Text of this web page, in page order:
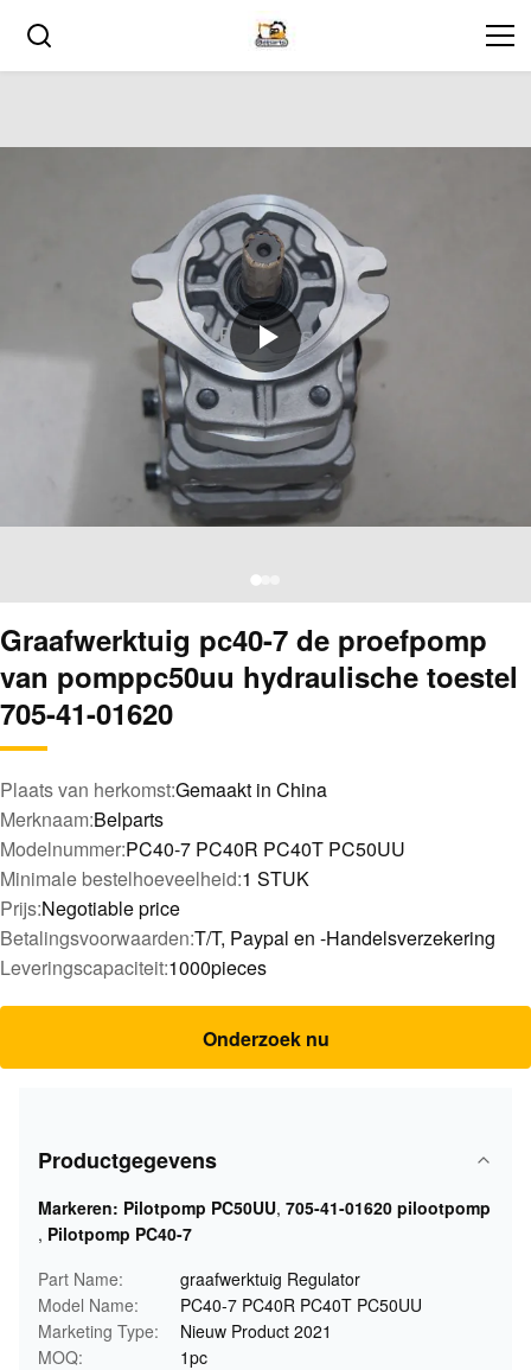
Graafwerktuig pc40-7 de proefpomp
van pomppc50uu hydraulische toestel
705-41-01620
Plaats van herkomst:Gemaakt in China
Merknaam:Belparts
Modelnummer:PC40-7 PC40R PC40T PC50UU
Minimale bestelhoeveelheid:1 STUK
Prijs:Negotiable price
Betalingsvoorwaarden:T/T, Paypal en -Handelsverzekering
Leveringscapaciteit:1000pieces
Onderzoek nu
Productgegevens
Markeren: Pilotpomp PC50UU, 705-41-01620 pilootpomp
, Pilotpomp PC40-7
Part Name:
graafwerktuig Regulator
Model Name:
PC40-7 PC40R PC40T PC50UU
Marketing Type:
Nieuw Product 2021
MOQ:
1pc